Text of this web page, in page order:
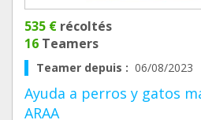
535 € récoltés
16 Teamers
Teamer depuis : 06/08/2023
Ayuda a perros y gatos
ARAA